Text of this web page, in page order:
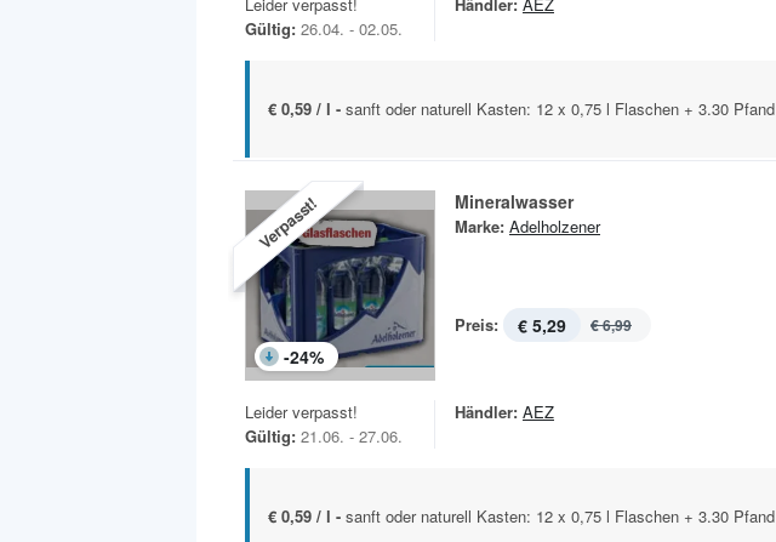
Gültig: 26.04. - 02.05.
€ 0,59 / l - sanft oder naturell Kasten: 12 x 0,75 l Flaschen + 3.30 Pfand
Verpasst!
-24%
Mineralwasser
Marke: Adelholzener
Preis: € 5,29 € 6,99
Leider verpasst!
Gültig: 21.06. - 27.06.
Händler: AEZ
€ 0,59 / l - sanft oder naturell Kasten: 12 x 0,75 l Flaschen + 3.30 Pfand